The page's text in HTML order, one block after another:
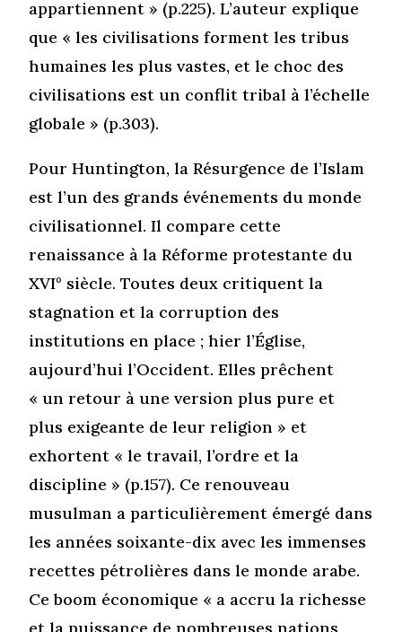
appartiennent » (p.225). L’auteur explique
que « les civilisations forment les tribus
humaines les plus vastes, et le choc des
civilisations est un conflit tribal à l’échelle
globale » (p.303).
Pour Huntington, la Résurgence de l’Islam
est l’un des grands événements du monde
civilisationnel. Il compare cette
renaissance à la Réforme protestante du
XVI° siècle. Toutes deux critiquent la
stagnation et la corruption des
institutions en place ; hier l’Église,
aujourd’hui l’Occident. Elles prêchent
« un retour à une version plus pure et
plus exigeante de leur religion » et
exhortent « le travail, l’ordre et la
discipline » (p.157). Ce renouveau
musulman a particulièrement émergé dans
les années soixante-dix avec les immenses
recettes pétrolières dans le monde arabe.
Ce boom économique « a accru la richesse
et la puissance de nombreuses nations